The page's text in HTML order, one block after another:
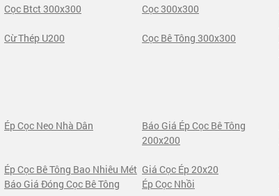
Cọc Btct 300x300 Cọc 300x300
Cừ Thép U200 Cọc Bê Tông 300x300
Ép Cọc Neo Nhà Dân
Báo Giá Ép Cọc Bê Tông
200x200
Ép Cọc Bê Tông Bao Nhiêu Mét Giá Cọc Ép 20x20
Báo Giá Đóng Cọc Bê Tông
Ép Cọc Nhồi